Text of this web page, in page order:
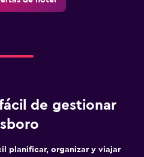
de gestionar
planificar, organizar y viajar